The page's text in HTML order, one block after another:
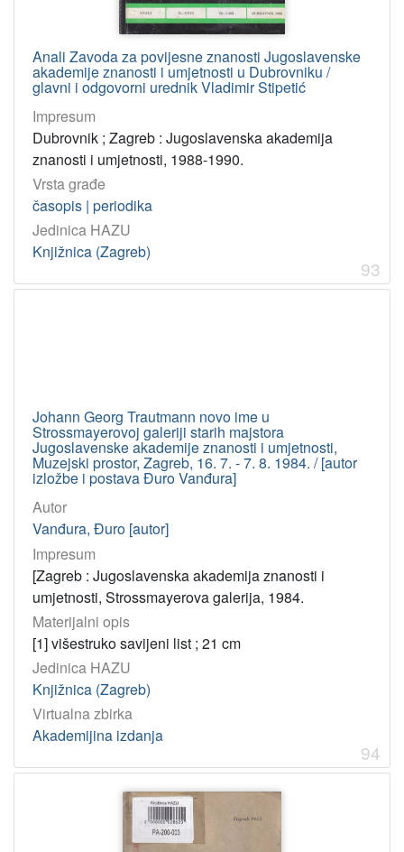
Anali Zavoda za povijesne znanosti Jugoslavenske
akademije znanosti i umjetnosti u Dubrovniku /
glavni i odgovorni urednik Vladimir Stipetić
Impresum
Dubrovnik ; Zagreb : Jugoslavenska akademija
znanosti i umjetnosti, 1988-1990.
Vrsta građe
časopis | periodika
Jedinica HAZU
Knjižnica (Zagreb)
93
Johann Georg Trautmann novo ime u
Strossmayerovoj galeriji starih majstora
Jugoslavenske akademije znanosti i umjetnosti,
Muzejski prostor, Zagreb, 16. 7. - 7. 8. 1984. / [autor
izložbe i postava Đuro Vanđura]
Autor
Vanđura, Đuro [autor]
Impresum
[Zagreb : Jugoslavenska akademija znanosti i
umjetnosti, Strossmayerova galerija, 1984.
Materijalni opis
[1] višestruko savijeni list ; 21 cm
Jedinica HAZU
Knjižnica (Zagreb)
Virtualna zbirka
Akademijina izdanja
94